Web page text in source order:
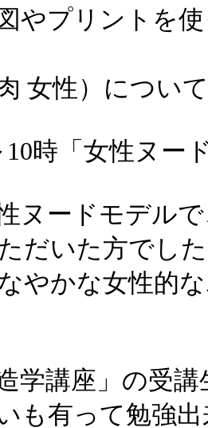
やプリントを
女性）につい
時「女性ヌー
ヌードモデルで
だいた方でし
やかな女性的
学講座」の受講
も有って勉強